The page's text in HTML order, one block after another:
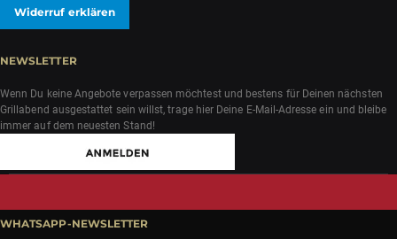
Widerruf erklären
NEWSLETTER
Wenn Du keine Angebote verpassen möchtest und bestens für Deinen nächsten
Grillabend ausgestattet sein willst, trage hier Deine E-Mail-Adresse ein und bleibe
immer auf dem neuesten Stand!
WHATSAPP-NEWSLETTER